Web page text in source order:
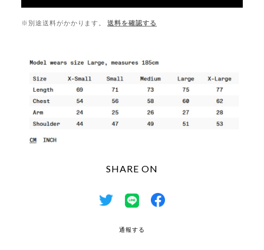
※別途送料がかかります。 送料を確認する
SHARE ON
通報する